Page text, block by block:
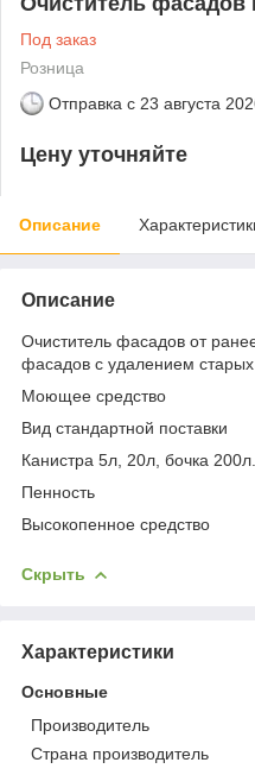
Под заказ
Розница
Отправка с 23 августа
Цену уточняйте
Описание
Описание
Очиститель фасадов от
фасадов с удалением
Моющее средство
Вид стандартной поставки
Канистра 5л, 20л, бочка 200л.
Пенность
Высокопенное средство
Скрыть
Характеристики
Основные
Производитель
Страна производитель